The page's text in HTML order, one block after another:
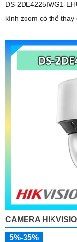
DS-2DE4225IWG1-
kính zoom có thể
CAMERA
5%-35%